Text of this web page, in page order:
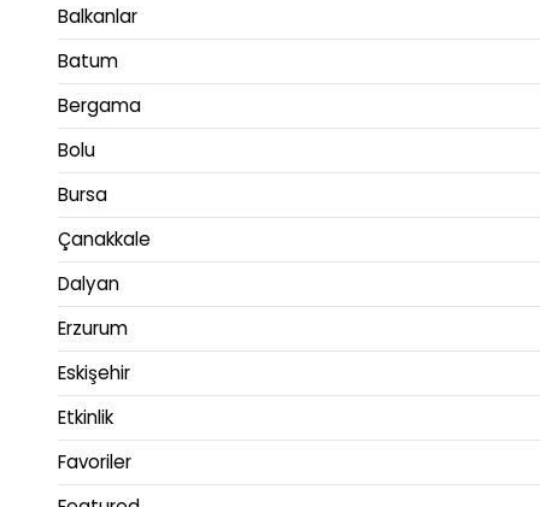
Balkanlar
Batum
Bergama
Bolu
Bursa
Çanakkale
Dalyan
Erzurum
Eskişehir
Etkinlik
Favoriler